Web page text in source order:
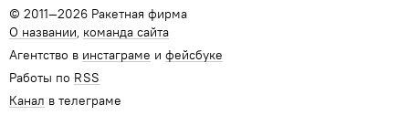
© 2011—2026 Ракетная фирма
О названии команда сайта
Агентство в инстаграме и фейсбуке
Работы по RSS
Канал в телеграме